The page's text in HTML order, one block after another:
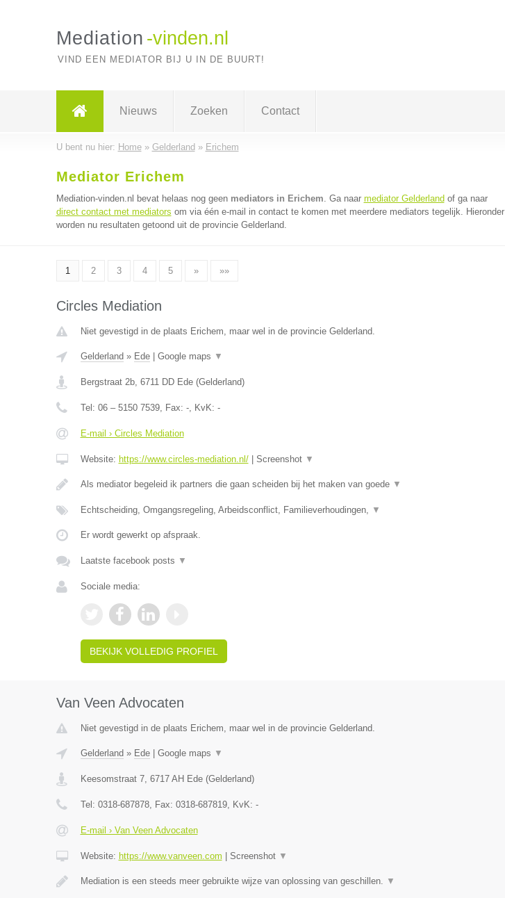
Mediation -vinden.nl
VIND EEN MEDIATOR BIJ U IN DE BUURT!
Nieuws Zoeken Contact
U bent nu hier: Home» Gelderland » Erichem
Mediator Erichem
Mediation-vinden.nl bevat helaas nog geen mediators in Erichem. Ga naar mediator Gelderland of ga naar
direct contact met mediators om via één e-mail in contact te komen met meerdere mediators tegelijk. Hieronder
worden nu resultaten getoond uit de provincie Gelderland.
1 2 3 4 5 » »»
Circles Mediation
Niet gevestigd in de plaats Erichem, maar wel in de provincie Gelderland.
Gelderland » Ede| Google maps ▼
Bergstraat 2b, 6711 DD Ede(Gelderland)
Tel: 06 – 5150 7539, Fax: -, KvK: -
E-mail › Circles Mediation
Website: https://www.circles-mediation.nl/| Screenshot ▼
Als mediator begeleid ik partners die gaan scheiden bij het maken van goede ▼
Echtscheiding, Omgangsregeling, Arbeidsconflict, Familieverhoudingen, ▼
Er wordt gewerkt op afspraak.
Laatste facebook posts ▼
Sociale media:
BEKIJK VOLLEDIG PROFIEL
Van Veen Advocaten
Niet gevestigd in de plaats Erichem, maar wel in de provincie Gelderland.
Gelderland » Ede| Google maps ▼
Keesomstraat 7, 6717 AH Ede(Gelderland)
Tel: 0318-687878, Fax: 0318-687819, KvK: -
E-mail › Van Veen Advocaten
Website: https://www.vanveen.com Screenshot ▼
Mediation is een steeds meer gebruikte wijze van oplossing van geschillen. ▼